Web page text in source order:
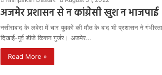
अजमेर प्रशासन से न कांग्रेसी खुश न भाजपाई
नसीराबाद के लवेरा में चार युवकों की मौत के बाद भी प्रशासन ने
दिखाई-पूर्व डीजे किशन गुर्जर। अजमेर…
Read More »